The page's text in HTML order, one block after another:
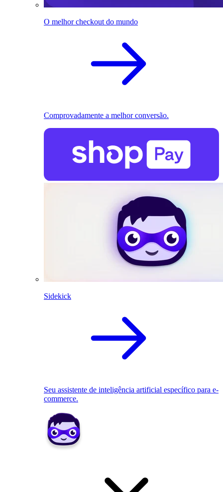
O melhor checkout do mundo
Comprovadamente a melhor conversão.
Sidekick
Seu assistente de inteligência artificial específico para e-
commerce.